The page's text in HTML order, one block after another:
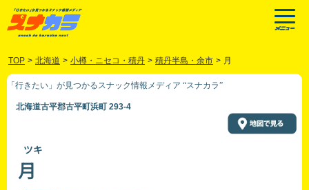
TOP > 北海道 > 小樽・ニセコ・積丹 > 積丹半島・余市 > 月
「行きたい」が見つかるスナック情報メディア “スナカラ”
北海道古平郡古平町浜町 293-4
ツキ
月